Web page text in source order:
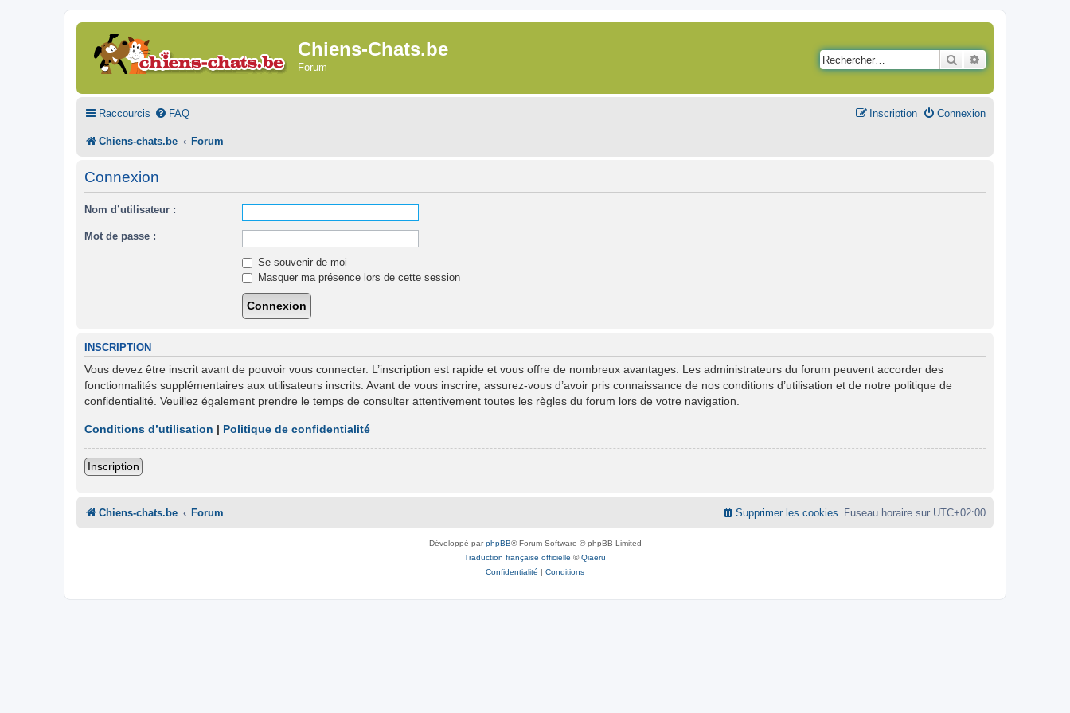
Chiens-Chats.be
Forum
Rechercher
Raccourcis FAQ Connexion
Inscription
Chiens-chats.be Forum
Connexion
Nom d’utilisateur :
Mot de passe :
Se souvenir de moi
Masquer ma présence lors de cette session
INSCRIPTION
Vous devez être inscrit avant de pouvoir vous connecter. L’inscription est rapide et vous offre de nombreux avantages. Les administrateurs du forum peuvent accorder des
fonctionnalités supplémentaires aux utilisateurs inscrits. Avant de vous inscrire, assurez-vous d’avoir pris connaissance de nos conditions d’utilisation et de notre politique de
confidentialité. Veuillez également prendre le temps de consulter attentivement toutes les règles du forum lors de votre navigation.
Conditions d’utilisation | Politique de confidentialité
Inscription
Chiens-chats.be Forum Fuseau horaire sur UTC+02:00
Supprimer les cookies
Développé parphpBB® Forum Software © phpBB Limited
Traduction française officielle ©Qiaeru
Confidentialité | Conditions